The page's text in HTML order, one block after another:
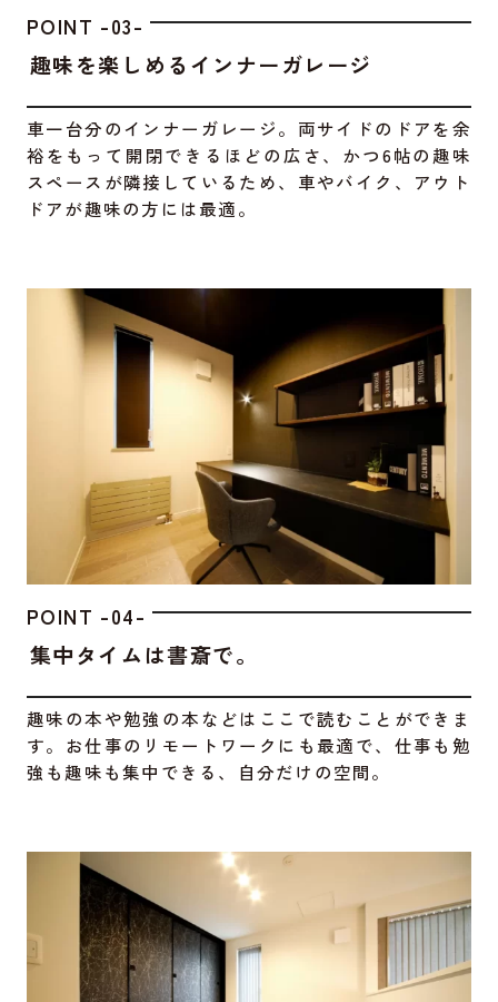
POINT -03-
趣味を楽しめるインナーガレージ
車一台分のインナーガレージ。両サイドのドアを余
裕をもって開閉できるほどの広さ、かつ6帖の趣味
スペースが隣接しているため、車やバイク、アウト
ドアが趣味の方には最適。
POINT -04-
集中タイムは書斎で。
趣味の本や勉強の本などはここで読むことができま
す。お仕事のリモートワークにも最適で、仕事も勉
強も趣味も集中できる、自分だけの空間。